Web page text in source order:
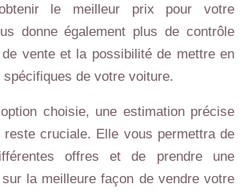
le meilleur prix pour votre
donne également plus de contrôle
vente et la possibilité de mettre en
de votre voiture.
choisie, une estimation précise
cruciale. Elle vous permettra de
offres et de prendre une
la meilleure façon de vendre votre